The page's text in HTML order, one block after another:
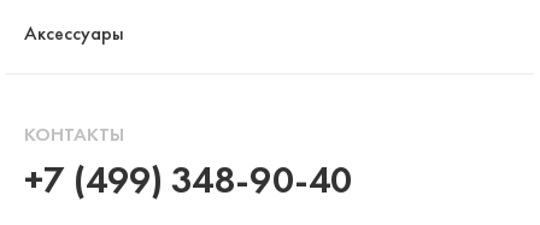
Аксессуары
КОНТАКТЫ
+7 (499) 348-90-40